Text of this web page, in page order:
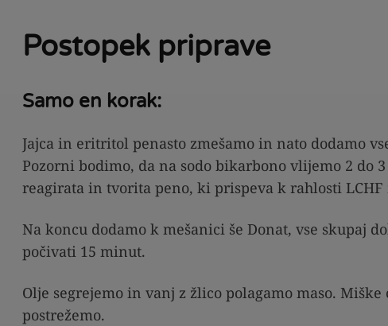
Postopek priprave
Samo en korak:
Jajca in eritritol penasto zmešamo in nato dodamo
Pozorni bodimo, da na sodo bikarbono vlijemo 2 do
reagirata in tvorita peno, ki prispeva k rahlosti LCHF
Na koncu dodamo k mešanici še Donat, vse skupaj
počivati 15 minut.
Olje segrejemo in vanj z žlico polagamo maso.
postrežemo.